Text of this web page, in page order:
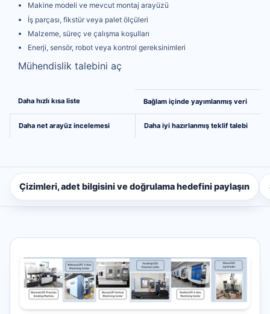
Makine modeli ve mevcut montaj arayüzü
İş parçası, fikstür veya palet ölçüleri
Malzeme, süreç ve çalışma koşulları
Enerji, sensör, robot veya kontrol gereksinimleri
Mühendislik talebini aç
Karşılaştırmadan mühendisliğe daha net bir yol
Daha hızlı kısa liste Bağlam içinde yayımlanmış veri
Daha net arayüz incelemesi Daha iyi hazırlanmış teklif talebi
Çizimleri, adet bilgisini ve doğrulama hedefini paylaşın